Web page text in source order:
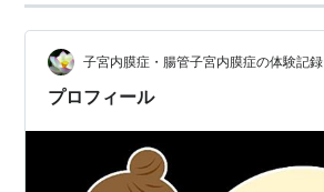
子宮内膜症・腸管子宮内膜症の体験記録
プロフィール